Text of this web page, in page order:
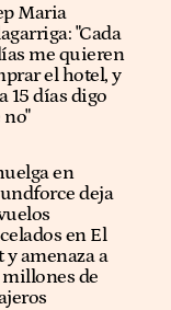
Maria
"Cada
me quieren
el hotel, y
15 días digo
no"
en
deja
en El
y amenaza a
millones de